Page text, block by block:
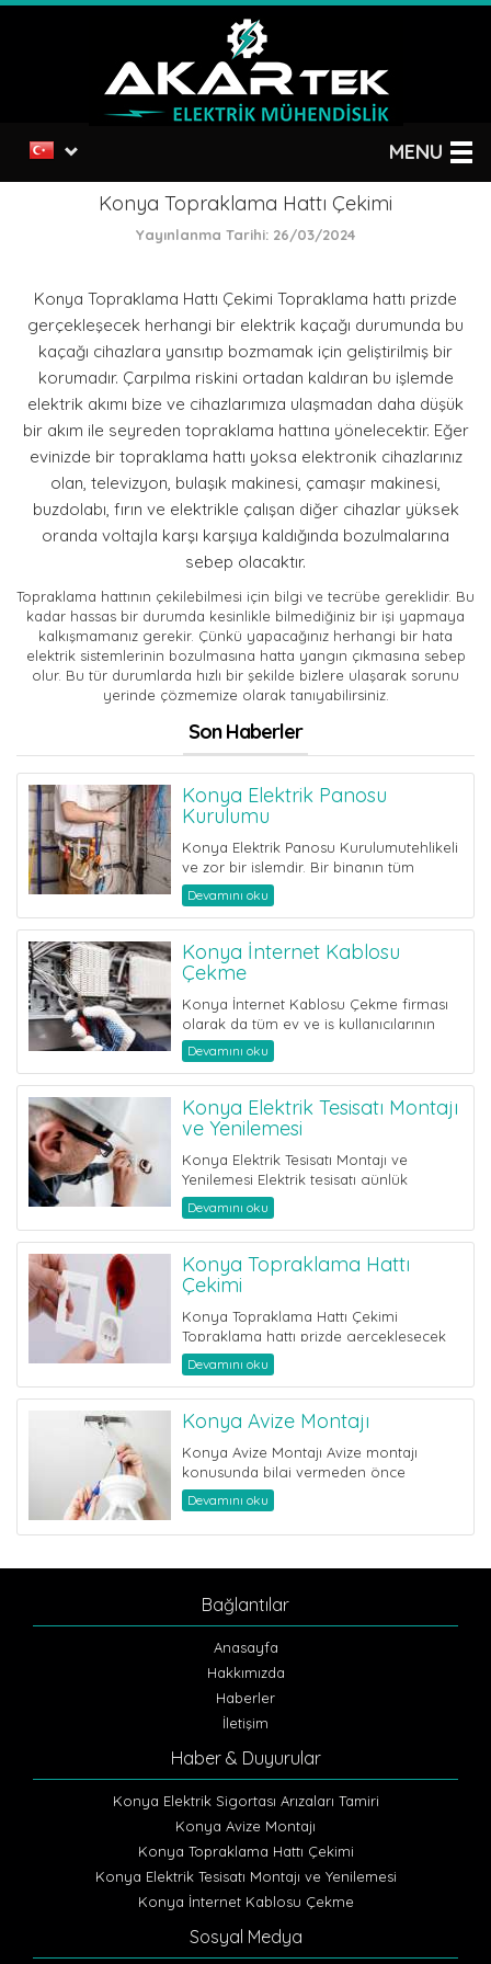
MENU
Konya Topraklama Hattı Çekimi
Yayınlanma Tarihi: 26/03/2024
Konya Topraklama Hattı Çekimi Topraklama hattı prizde
gerçekleşecek herhangi bir elektrik kaçağı durumunda bu
kaçağı cihazlara yansıtıp bozmamak için geliştirilmiş bir
korumadır. Çarpılma riskini ortadan kaldıran bu işlemde
elektrik akımı bize ve cihazlarımıza ulaşmadan daha düşük
bir akım ile seyreden topraklama hattına yönelecektir. Eğer
evinizde bir topraklama hattı yoksa elektronik cihazlarınız
olan, televizyon, bulaşık makinesi, çamaşır makinesi,
buzdolabı, fırın ve elektrikle çalışan diğer cihazlar yüksek
oranda voltajla karşı karşıya kaldığında bozulmalarına
sebep olacaktır.
Topraklama hattının çekilebilmesi için bilgi ve tecrübe gereklidir. Bu
kadar hassas bir durumda kesinlikle bilmediğiniz bir işi yapmaya
kalkışmamanız gerekir. Çünkü yapacağınız herhangi bir hata
elektrik sistemlerinin bozulmasına hatta yangın çıkmasına sebep
olur. Bu tür durumlarda hızlı bir şekilde bizlere ulaşarak sorunu
yerinde çözmemize olarak tanıyabilirsiniz.
Son Haberler
Konya Elektrik Panosu
Kurulumu
Konya Elektrik Panosu Kurulumutehlikeli
ve zor bir işlemdir. Bir binanın tüm
elektrik akımı bu panodan dağıtılmakt...
Devamını oku
Konya İnternet Kablosu
Çekme
Konya İnternet Kablosu Çekme firması
olarak da tüm ev ve iş kullanıcılarının
internet sorunlarına ç&...
Devamını oku
Konya Elektrik Tesisatı Montajı
ve Yenilemesi
Konya Elektrik Tesisatı Montajı ve
Yenilemesi Elektrik tesisatı günlük
hayatta kontrol ettiğimiz bir şey deği...
Devamını oku
Konya Topraklama Hattı
Çekimi
Konya Topraklama Hattı Çekimi
Topraklama hattı prizde gerçekleşecek
herhangi bir elektrik kaçağı d...
Devamını oku
Konya Avize Montajı
Konya Avize Montajı Avize montajı
konusunda bilgi vermeden önce
yaşadığımız her alanda ortamı
aydınlatmak iç...
Devamını oku
Bağlantılar
Anasayfa
Hakkımızda
Haberler
İletişim
Haber & Duyurular
Konya Elektrik Sigortası Arızaları Tamiri
Konya Avize Montajı
Konya Topraklama Hattı Çekimi
Konya Elektrik Tesisatı Montajı ve Yenilemesi
Konya İnternet Kablosu Çekme
Sosyal Medya